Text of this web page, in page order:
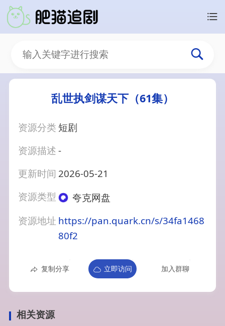
乱世执剑谋天下（61集）
资源分类 短剧
资源描述-
更新时间 2026-05-21
资源类型
夸克网盘
资源地址 https://pan.quark.cn/s/34fa1468
80f2
复制分享 立即访问 加入群聊
相关资源